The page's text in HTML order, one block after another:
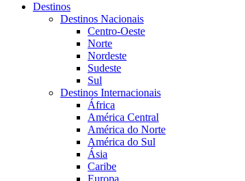
Destinos
Destinos Nacionais
Centro-Oeste
Norte
Nordeste
Sudeste
Sul
Destinos Internacionais
África
América Central
América do Norte
América do Sul
Ásia
Caribe